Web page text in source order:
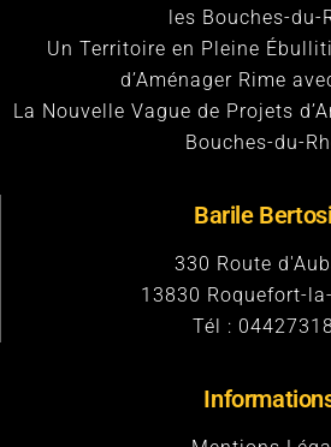
les Bouches-du-
Un Territoire en Pleine
d’Aménager Rime
La Nouvelle Vague de Projets
Bouches-du-
Barile
330 Route
13830 Roquefort-
Tél :